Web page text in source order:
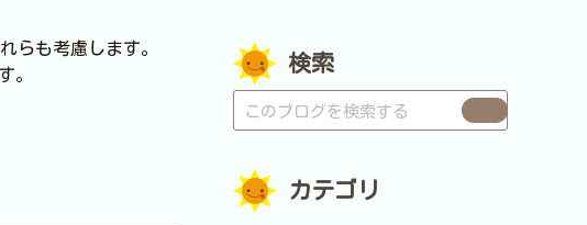
らも考慮します。
。
検索
カテゴリ